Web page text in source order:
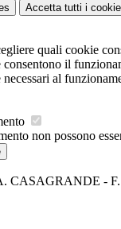
Accetta tutti i
quali cookie
il
al
non possono
CASAGRANDE -